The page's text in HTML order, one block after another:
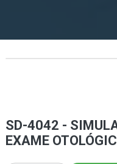
SD-4042 -
EXAME